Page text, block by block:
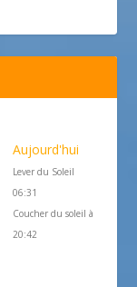
Aujourd'hui
Lever du Soleil
06:31
Coucher du soleil à
20:42